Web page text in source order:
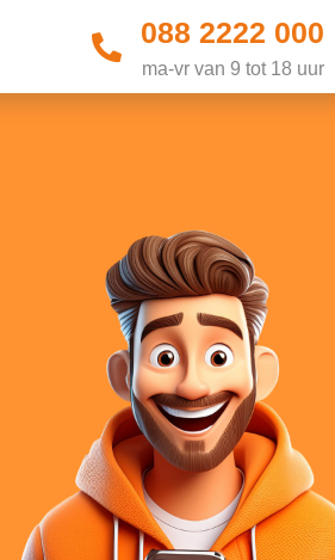
088 2222 000
ma-vr van 9 tot 18 uur